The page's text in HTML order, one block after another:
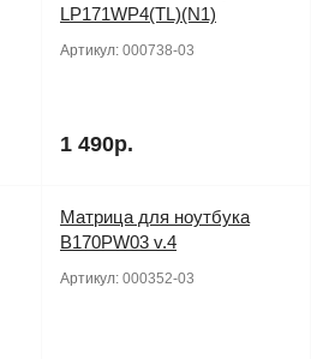
LP171WP4(TL)(N1)
Артикул: 000738-03
1 490р.
Матрица для ноутбука
B170PW03 v.4
Артикул: 000352-03